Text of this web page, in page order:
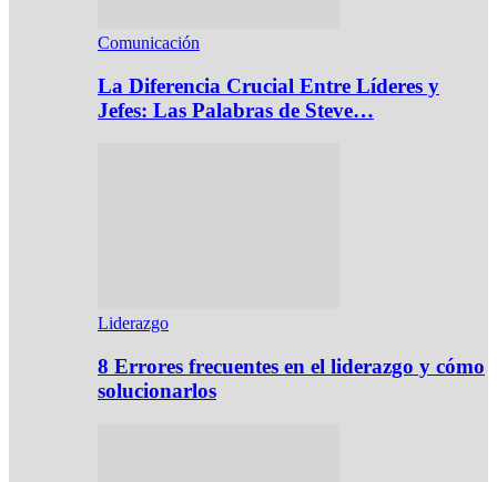
Comunicación
La Diferencia Crucial Entre Líderes y
Jefes: Las Palabras de Steve…
Liderazgo
8 Errores frecuentes en el liderazgo y cómo
solucionarlos